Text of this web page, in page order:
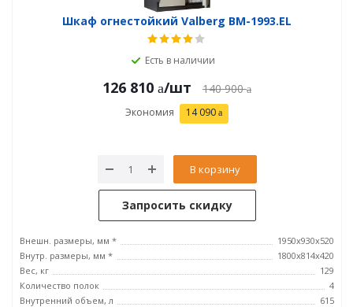
Шкаф огнестойкий Valberg BM-1993.EL
Есть в наличии
126 810 /шт 140 900
Экономия 14 090
В корзину
Запросить скидку
Внешн. размеры, мм *
1950x930x520
Внутр. размеры, мм *
1800x814x420
Вес, кг
129
Количество полок
4
Внутренний объем, л
615